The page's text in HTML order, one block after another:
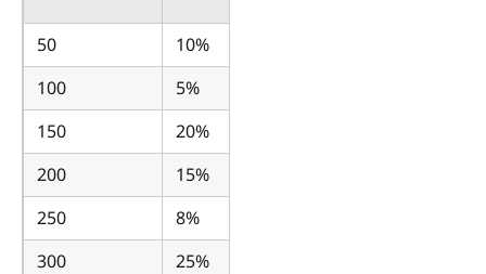
50
10%
100
5%
150
20%
200
15%
250
8%
300
25%